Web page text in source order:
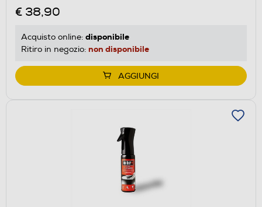
€ 38,90
Acquisto online: disponibile
Ritiro in negozio: non disponibile
AGGIUNGI